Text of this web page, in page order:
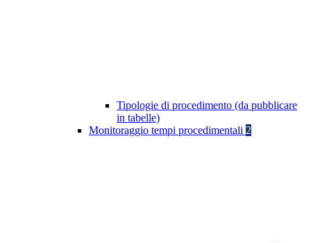
Tipologie di procedimento (da pubblicare
in tabelle)
Monitoraggio tempi procedimentali 2